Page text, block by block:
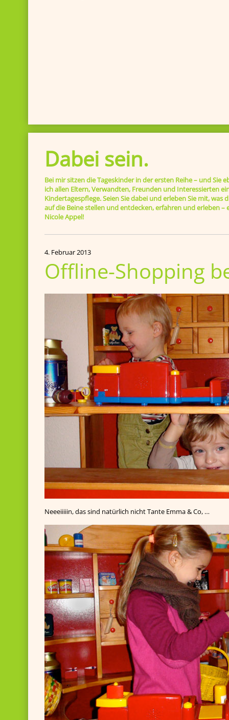
Dabei sein.
Bei mir sitzen die Tageskinder in der ersten Reihe – und Sie
ich allen Eltern, Verwandten, Freunden und Interessierten
Kindertagespflege. Seien Sie dabei und erleben Sie mit, was
auf die Beine stellen und entdecken, erfahren und erleben
Nicole Appel!
4. Februar 2013
Offline-Shopping
Neeeiiiiin, das sind natürlich nicht Tante Emma & Co, …